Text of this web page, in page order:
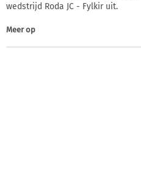
wedstrijd Roda JC - Fylkir uit.
Meer op